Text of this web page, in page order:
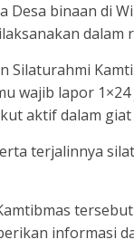
binaan di
Silaturahmi
wajib lapor
aktif dalam giat
terjalinnya
informasi